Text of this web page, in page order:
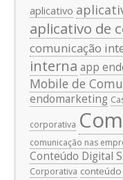
aplicativo
aplicativo de
comunicação
interna app
Mobile de
endomarketing
corporativa
comunicação nas
Conteúdo Digital
Corporativa